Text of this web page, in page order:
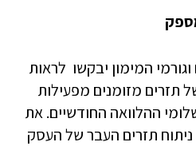
המימון יבקשו לראות
מזומנים מפעילות
ההלוואה החודשיים. את
תזרים העבר של העסק